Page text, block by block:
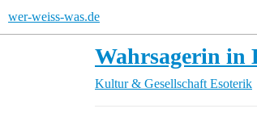
wer-weiss-was.de
Wahrsagerin in
Kultur & Gesellschaft Esoterik